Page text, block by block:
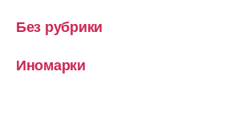
Без рубрики
Иномарки